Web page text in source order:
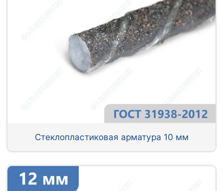
Стеклопластиковая арматура 10 мм